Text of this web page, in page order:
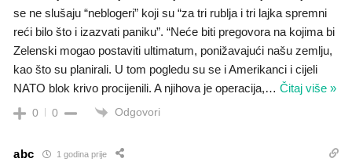
se ne slušaju “neblogeri” koji su “za tri rublja i tri lajka spremni
reći bilo što i izazvati paniku”. “Neće biti pregovora na kojima bi
Zelenski mogao postaviti ultimatum, ponižavajući našu zemlju,
kao što su planirali. U tom pogledu su se i Amerikanci i cijeli
NATO blok krivo procijenili. A njihova je operacija,… Čitaj više »
0 0 Odgovori
abc 1 godina prije